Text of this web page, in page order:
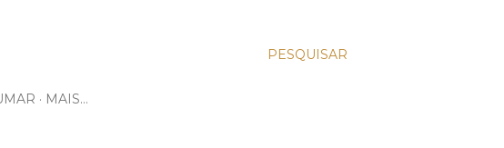
PESQUISAR
MAIS…